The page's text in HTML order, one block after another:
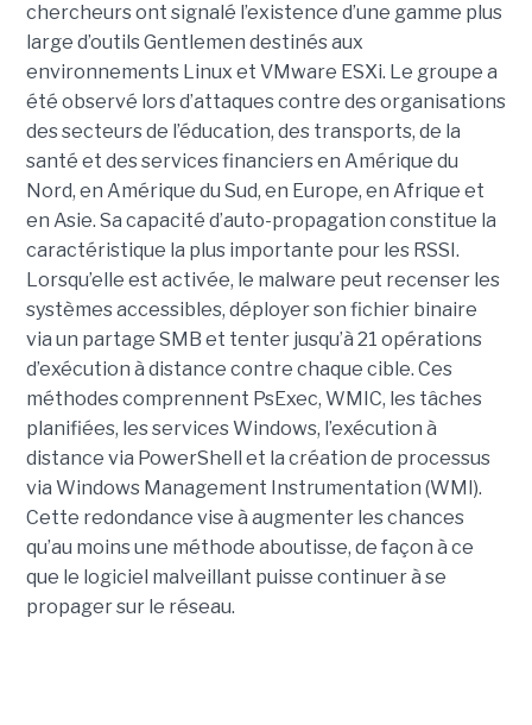
chercheurs ont signalé l’existence d’une gamme plus
large d’outils Gentlemen destinés aux
environnements Linux et VMware ESXi. Le groupe a
été observé lors d’attaques contre des organisations
des secteurs de l’éducation, des transports, de la
santé et des services financiers en Amérique du
Nord, en Amérique du Sud, en Europe, en Afrique et
en Asie. Sa capacité d’auto-propagation constitue la
caractéristique la plus importante pour les RSSI.
Lorsqu’elle est activée, le malware peut recenser les
systèmes accessibles, déployer son fichier binaire
via un partage SMB et tenter jusqu’à 21 opérations
d’exécution à distance contre chaque cible. Ces
méthodes comprennent PsExec, WMIC, les tâches
planifiées, les services Windows, l’exécution à
distance via PowerShell et la création de processus
via Windows Management Instrumentation (WMI).
Cette redondance vise à augmenter les chances
qu’au moins une méthode aboutisse, de façon à ce
que le logiciel malveillant puisse continuer à se
propager sur le réseau.